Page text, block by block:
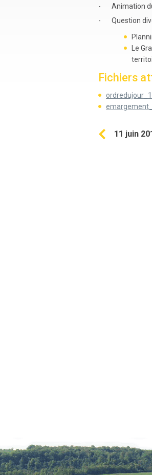
- Animation du
- Question
Le
Fichiers
11 juin